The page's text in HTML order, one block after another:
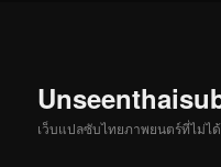
เว็บแปลซับไทยภาพยนตร์ที่ไม่ไ